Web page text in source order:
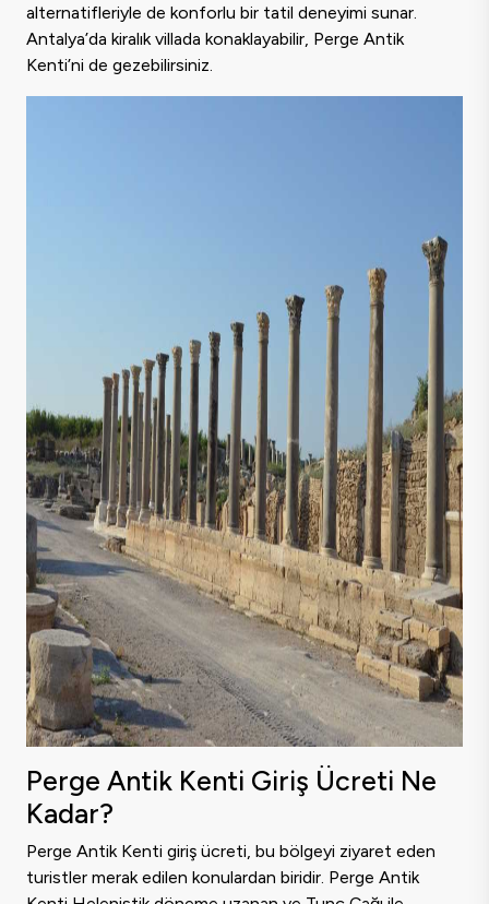
alternatifleriyle de konforlu bir tatil deneyimi sunar.
Antalya’da kiralık villada konaklayabilir, Perge Antik
Kenti’ni de gezebilirsiniz.
Perge Antik Kenti Giriş Ücreti Ne
Kadar?
Perge Antik Kenti giriş ücreti, bu bölgeyi ziyaret eden
turistler merak edilen konulardan biridir. Perge Antik